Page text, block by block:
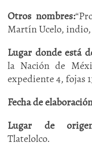
Otros nombres:
Martín Ucelo,
Lugar donde está
la Nación de
expediente 4, fojas
Fecha de
Lugar de
Tlatelolco.